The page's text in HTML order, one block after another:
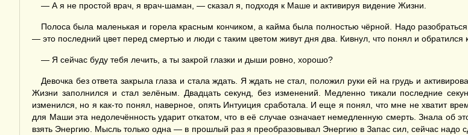
— А я не простой врач, я врач-шаман, — сказал я, подходя к Маше и активируя видение Жизни.
Полоса была маленькая и горела красным кончиком, а кайма была полностью чёрной. Надо
— это последний цвет перед смертью и люди с таким цветом живут дня два. Кивнул, что понял и
— Я сейчас буду тебя лечить, а ты закрой глазки и дыши ровно, хорошо?
Девочка без ответа закрыла глаза и стала ждать. Я ждать не стал, положил руки ей на грудь и
Жизни заполнился и стал зелёным. Двадцать секунд, без изменений. Медленно тикали последние
изменился, но я как-то понял, наверное, опять Интуиция сработала. И еще я понял, что мне не хватит
для Маши эта недолечённость ударит откатом, что в её случае означает немедленную смерть. Знала об
взять Энергию. Мысль только одна — в прошлый раз я преобразовывал Энергию в Запас сил, сейчас надо